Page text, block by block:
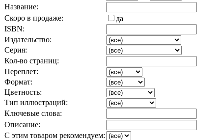
Название:
Скоро в продаже:
да
ISBN:
Издательство:
Серия:
Кол-во страниц:
Переплет:
Формат:
Цветность:
Тип иллюстраций:
Ключевые слова:
Описание:
С этим товаром рекомендуем: